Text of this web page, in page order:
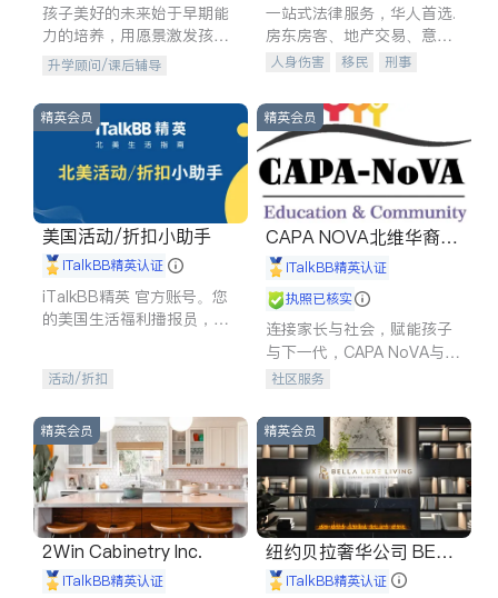
孩子美好的未来始于早期能
力的培养，用愿景激发孩子
的学习潜力和动力。理念：
拥有成长型心态是成功的基
石。
升学顾问/课后辅导
一站式法律服务，华人首选.
房东房客、地产交易、意外
伤害、车祸重伤、商业诉
建筑合同、刑事案件全包办
人身伤害 移民
刑事
信托/遗嘱
商业
索赔
律师-其它 保释
精英会员
美国活动/折扣小助手
iTalkBB精英认证
iTalkBB精英 官方账号。您
的美国生活福利播报员，精
专属福利。
活动/折扣
精英会员
CAPA NOVA北维华裔家
长会iTalkBB精英认证
执照已核实
连接家长与社会，赋能孩子
与下一代，CAPA NoVA与您
携手建设包容、公平、充满
社区服务
精英会员
2Win Cabinetry Inc.
iTalkBB精英认证
精英会员
纽约贝拉奢华公司 BELL
A LUXE
iTalkBB精英认证